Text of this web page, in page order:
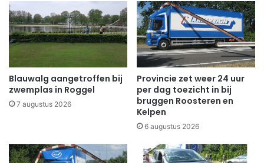
Blauwalg aangetroffen bij
zwemplas in Roggel
7 augustus 2026
Provincie zet weer 24 uur
per dag toezicht in bij
bruggen Roosteren en
Kelpen
6 augustus 2026